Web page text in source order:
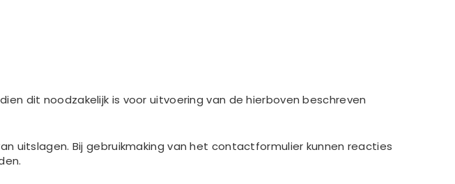
dit noodzakelijk is voor uitvoering van de hierboven beschreven
uitslagen. Bij gebruikmaking van het contactformulier kunnen reacties